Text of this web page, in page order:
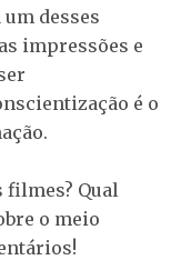
desses
impressões e
é o
filmes? Qual
o meio